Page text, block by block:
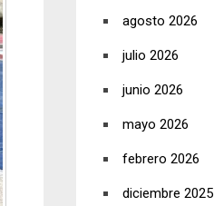
agosto 2026
julio 2026
junio 2026
mayo 2026
febrero 2026
diciembre 2025